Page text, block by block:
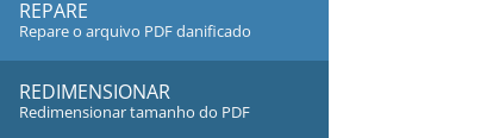
REPARE
Repare o arquivo PDF danificado
REDIMENSIONAR
Redimensionar tamanho do PDF